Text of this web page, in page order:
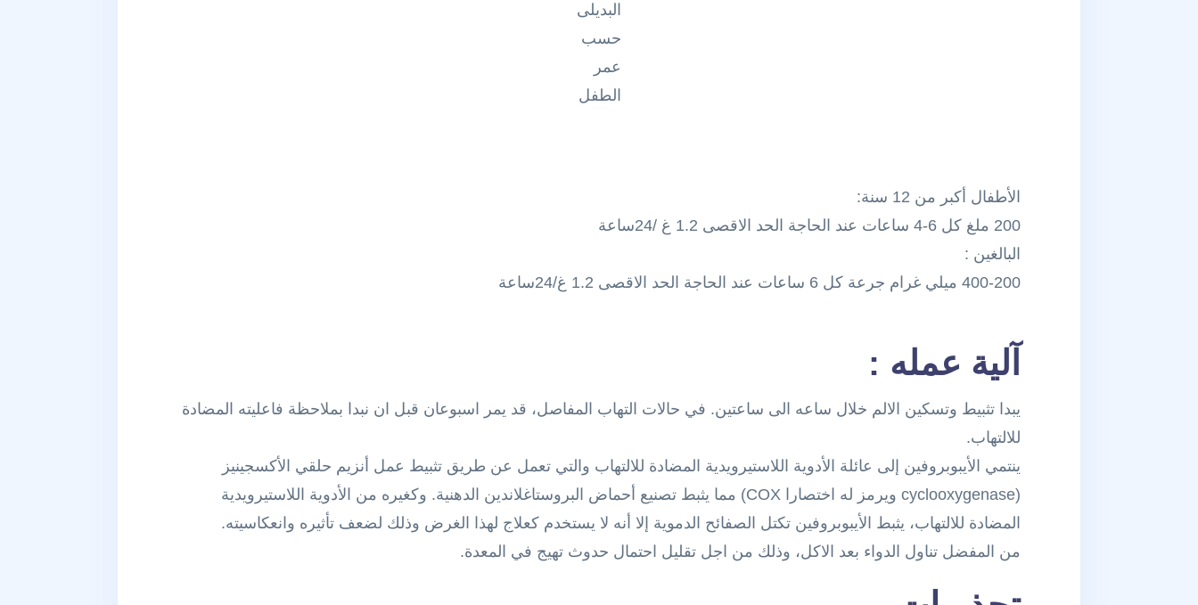
البديلى
حسب
عمر
الطفل
الأطفال أكبر من 12 سنة:
200 ملغ كل 6-4 ساعات عند الحاجة الحد الاقصى 1.2 غ /24ساعة
البالغين :
400-200 ميلي غرام جرعة كل 6 ساعات عند الحاجة الحد الاقصى 1.2 غ/24ساعة
آلية عمله :
يبدا تثبيط وتسكين الالم خلال ساعه الى ساعتين. في حالات التهاب المفاصل، قد يمر اسبوعان قبل ان نبدا بملاحظة فاعليته المضادة
للالتهاب.
ينتمي الأيبوبروفين إلى عائلة الأدوية اللاستيرويدية المضادة للالتهاب والتي تعمل عن طريق تثبيط عمل أنزيم حلقي الأكسجينيز
(cyclooxygenase ويرمز له اختصارا COX) مما يثبط تصنيع أحماض البروستاغلاندين الدهنية. وكغيره من الأدوية اللاستيرويدية
المضادة للالتهاب، يثبط الأيبوبروفين تكتل الصفائح الدموية إلا أنه لا يستخدم كعلاج لهذا الغرض وذلك لضعف تأثيره وانعكاسيته.
من المفضل تناول الدواء بعد الاكل، وذلك من اجل تقليل احتمال حدوث تهيج في المعدة.